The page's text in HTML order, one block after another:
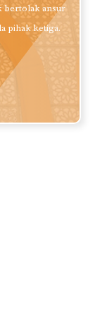
bertolak ansur
pihak ketiga.